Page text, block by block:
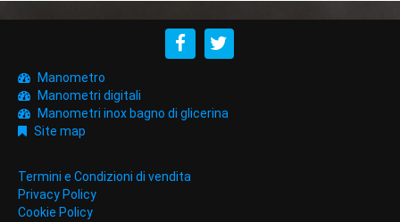
Manometro
Manometri digitali
Manometri inox bagno di glicerina
Site map
Termini e Condizioni di vendita
Privacy Policy
Cookie Policy